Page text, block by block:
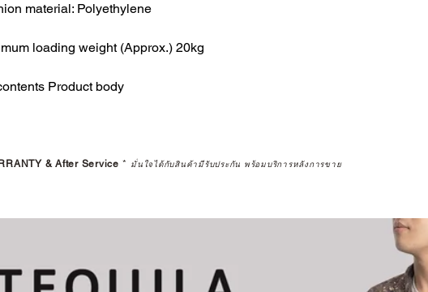
material: Polyethylene
loading weight (Approx.) 20kg
Product body
& After Service * มั่นใจได้กับสินค้ามีรับประกัน พร้อมบริการหลังการขาย